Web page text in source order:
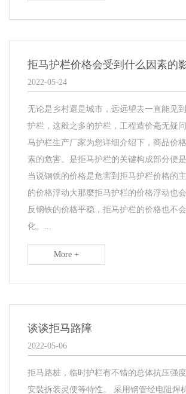
拒马护栏价格会受到什么因素的
2022-05-24
无论是乡村還是城市，远远望去一直能见
护栏，这般之多的护栏，工程造价毫无疑
马护栏生产厂家为您详细介绍下，商品价
素的危害。是拒马护栏的关键构成部分便
当说钢铁的价格是危害到拒马护栏价格的
的价格浮动大那麼拒马护栏的价格浮动也
反钢铁的价格平稳，拒马护栏的价格也不
化。...
More +
谈谈拒马路障
2022-05-06
拒马路桩，临时护栏有不错的总体抗压强
安裝拆装灵便等特性。 采用钢管经电阻焊